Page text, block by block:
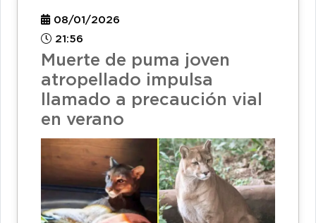
08/01/2026
21:56
Muerte de puma joven
atropellado impulsa
llamado a precaución vial
en verano